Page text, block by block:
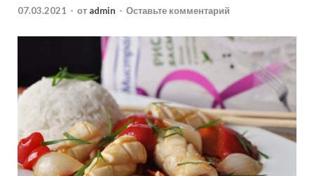
07.03.2021 - от admin - Оставьте комментарий